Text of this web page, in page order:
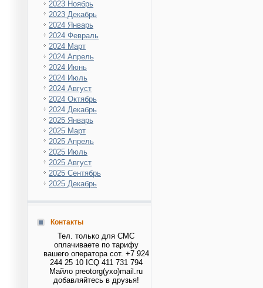
2023 Ноябрь
2023 Декабрь
2024 Январь
2024 Февраль
2024 Март
2024 Апрель
2024 Июнь
2024 Июль
2024 Август
2024 Октябрь
2024 Декабрь
2025 Январь
2025 Март
2025 Апрель
2025 Июль
2025 Август
2025 Сентябрь
2025 Декабрь
Контакты
Тел. только для СМС
оплачиваете по тарифу
вашего оператора сот. +7 924
244 25 10 ICQ 411 731 794
Майло preotorg(ухо)mail.ru
добавляйтесь в друзья!